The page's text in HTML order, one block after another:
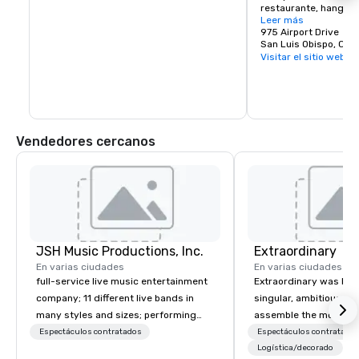
restaurante,
negocios
En 1988, la
Aviación (FAA)
control de tráfico
quedarse. El
respectivos socios
Leer más
975 Airport Drive
San Luis Obispo, CA,
Visitar el sitio web
Vendedores cercanos
JSH Music Productions, Inc.
En varias ciudades
full-service live music entertainment
company; 11 different live bands in
many styles and sizes; performing
since 2007
Espectáculos contratados
Extraordinary
En varias ciudades
Extraordinary was
singular, ambitious
assemble the most
of event
We believe that
Espectáculos contratados
Logística/decorado